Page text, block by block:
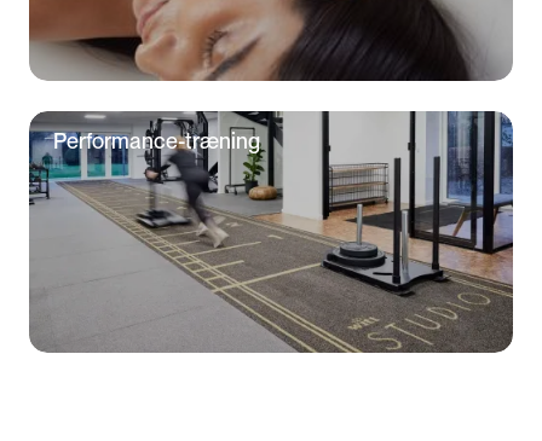
Performance-træning
Personlig EMS-træning